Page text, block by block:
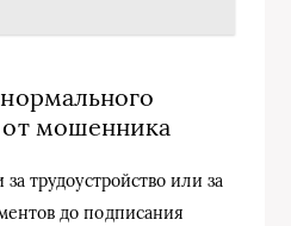
от мошенника
трудоустройство или за
до подписания